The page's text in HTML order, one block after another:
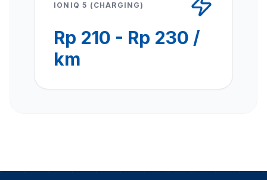
IONIQ 5 (CHARGING)
Rp 210 - Rp 230 /
km